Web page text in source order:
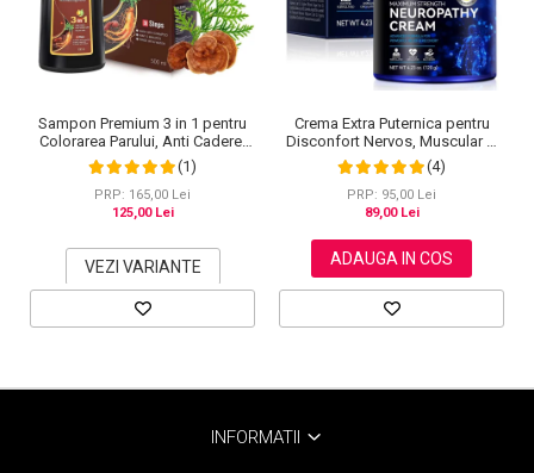
Sampon Premium 3 in 1 pentru
Colorarea Parului, Anti Cadere,
Regenerare cu Ghimbir si
Ginseng, 500 ml, #3 Saten inchis
(Dark Brown)
(1)
PRP: 165,00 Lei
125,00 Lei
VEZI VARIANTE
Crema Extra Puternica pentru
Disconfort Nervos, Muscular si
Articular, 120 g
(4)
PRP: 95,00 Lei
89,00 Lei
ADAUGA IN COS
INFORMATII